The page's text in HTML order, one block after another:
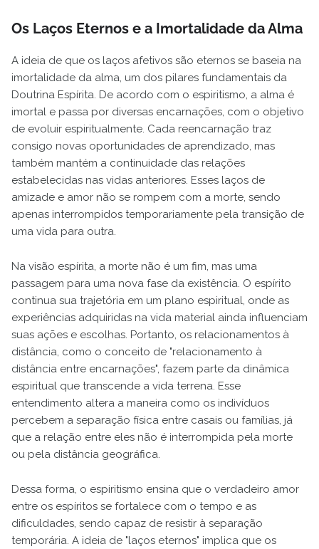
Os Laços Eternos e a Imortalidade da Alma
A ideia de que os laços afetivos são eternos se baseia na
imortalidade da alma, um dos pilares fundamentais da
Doutrina Espírita. De acordo com o espiritismo, a alma é
imortal e passa por diversas encarnações, com o objetivo
de evoluir espiritualmente. Cada reencarnação traz
consigo novas oportunidades de aprendizado, mas
também mantém a continuidade das relações
estabelecidas nas vidas anteriores. Esses laços de
amizade e amor não se rompem com a morte, sendo
apenas interrompidos temporariamente pela transição de
uma vida para outra.
Na visão espírita, a morte não é um fim, mas uma
passagem para uma nova fase da existência. O espírito
continua sua trajetória em um plano espiritual, onde as
experiências adquiridas na vida material ainda influenciam
suas ações e escolhas. Portanto, os relacionamentos à
distância, como o conceito de "relacionamento à
distância entre encarnações", fazem parte da dinâmica
espiritual que transcende a vida terrena. Esse
entendimento altera a maneira como os indivíduos
percebem a separação física entre casais ou famílias, já
que a relação entre eles não é interrompida pela morte
ou pela distância geográfica.
Dessa forma, o espiritismo ensina que o verdadeiro amor
entre os espíritos se fortalece com o tempo e as
dificuldades, sendo capaz de resistir à separação
temporária. A ideia de "laços eternos" implica que os